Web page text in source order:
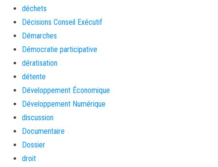
déchets
Décisions Conseil Exécutif
Démarches
Démocratie participative
dératisation
détente
Développement Économique
Développement Numérique
discussion
Documentaire
Dossier
droit